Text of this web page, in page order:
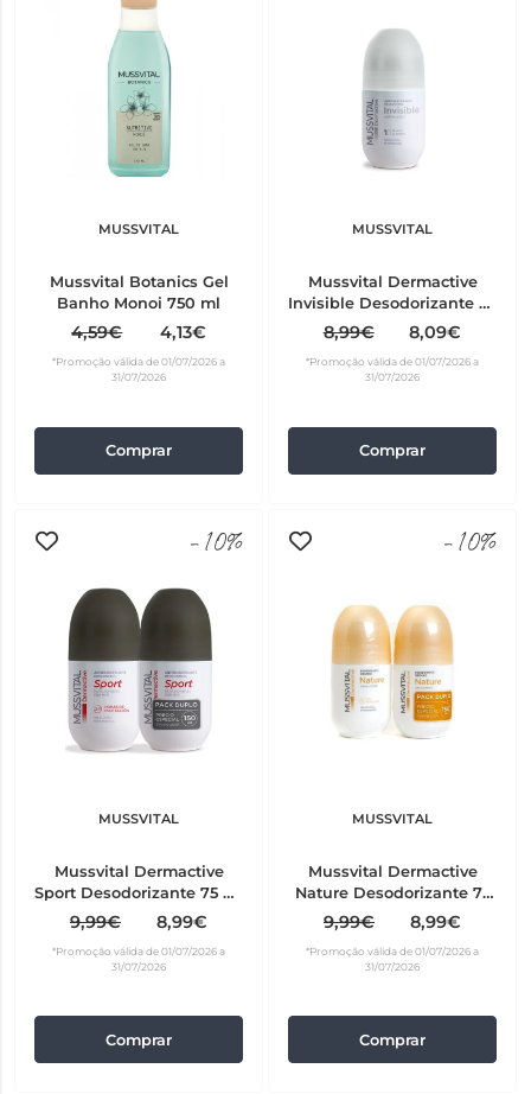
MUSSVITAL
Mussvital Botanics Gel
Banho Monoi 750 ml
4,59€ 4,13€
*Promoção válida de 01/07/2026 a
31/07/2026
Comprar
MUSSVITAL
Mussvital Dermactive
Invisible Desodorizante 75
8,99€ 8,09€
*Promoção válida de 01/07/2026 a
31/07/2026
Comprar
-10%
MUSSVITAL
Mussvital Dermactive
Sport Desodorizante 75 ml
2 unidades Preço Especial
9,99€ 8,99€
*Promoção válida de 01/07/2026 a
31/07/2026
Comprar
-10%
MUSSVITAL
Mussvital Dermactive
Nature Desodorizante 75
ml 2 unidades Preço
Especial
9,99€ 8,99€
*Promoção válida de 01/07/2026 a
31/07/2026
Comprar